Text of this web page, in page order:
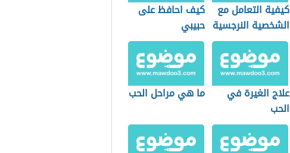
كيفية التعامل مع
الشخصية النرجسية
في الحب
كيف احافظ على
حبيبي
علاج الغيرة في
الحب
ما هي مراحل الحب